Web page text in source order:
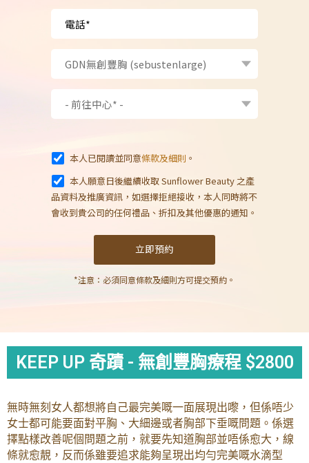
本人已閱讀並同意條款及細則 。
本人願意日後繼續收取 Sunflower Beauty 之產
品資料及推廣資訊，如選擇拒絕接收，本人同時將不
會收到貴公司的任何禮品、折扣及其他優惠的通知。
*注意：必須同意條款及細則方可提交預約。
KEEP UP 奇蹟 - 無創豐胸療程 $2800
無時無刻女人都想將自己最完美嘅一面展現出嚟，但係唔少
女士都可能要面對平胸、大細邊或者胸部下垂嘅問題。係選
擇點樣改善呢個問題之前，就要先知道胸部並唔係愈大，線
條就愈靚，反而係雖要追求能夠呈現出均勻完美嘅水滴型